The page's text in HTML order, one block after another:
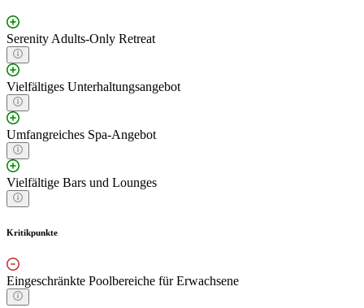
Serenity Adults-Only Retreat
Vielfältiges Unterhaltungsangebot
Umfangreiches Spa-Angebot
Vielfältige Bars und Lounges
Kritikpunkte
Eingeschränkte Poolbereiche für Erwachsene